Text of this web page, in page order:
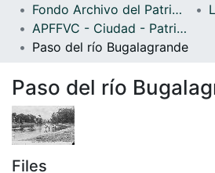
Fondo Archivo del Patrimonio Fotográfico y Fílmico del Valle del Cauca
APFFVC - Ciudad - Patrimonial
Paso del río Bugalagrande
Paso del río
Files